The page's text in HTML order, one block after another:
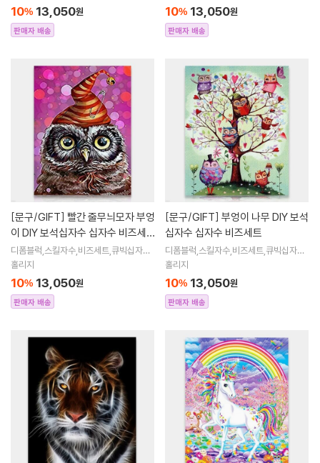
수해바라
10% 13,050원
판매자 배송
수해바라
10% 13,050원
판매자 배송
[문구/GIFT]
이 DIY 보석십자수 십자수 비즈세
트
디폼블럭,스킬자수,비즈세트,큐빅십자수,
큐빅비즈,보석십자수액자,어린이보석십
수해바라
홀리지
10% 13,050원
판매자 배송
[문구/GIFT]
십자수 십자수 비즈세트
디폼블럭,스킬자수,비즈세트,큐빅십자수,
큐빅비즈,보석십자수액자,어린이보석십
수해바라
홀리지
10% 13,050원
판매자 배송